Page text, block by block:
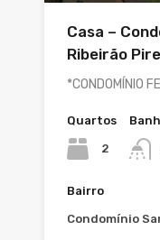
Casa –
Ribeirão
*CONDOMÍNIO
Quartos
2
Bairro
Condomínio